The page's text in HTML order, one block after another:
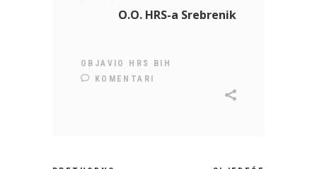
O.O. HRS-a Srebrenik
OBJAVIO
HRS BIH
KOMENTARI